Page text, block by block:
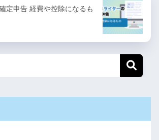
定申告 経費や控除になるも